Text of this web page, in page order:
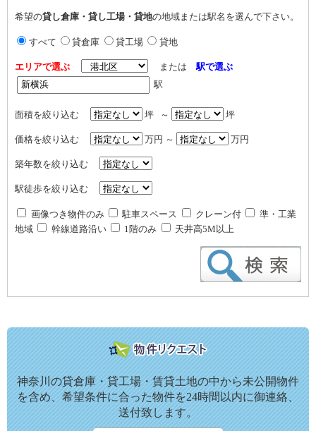
希望の貸し倉庫・貸し工場・貸地の地域または駅名を選んで下さい。
すべて 貸倉庫 貸工場 貸地
エリアで選ぶ または駅で選ぶ
駅
面積を絞り込む 坪 ～ 坪
価格を絞り込む 万円 ～ 万円
築年数を絞り込む
駅徒歩を絞り込む
画像つき物件のみ 駐車スペース クレーン付
準・工業
地域
幹線道路沿い 1階のみ 天井高5M以上
神奈川の貸倉庫・貸工場・賃貸土地の中から未公開物件
を含め、希望条件に合った物件を24時間以内に御連絡、
送付致します。